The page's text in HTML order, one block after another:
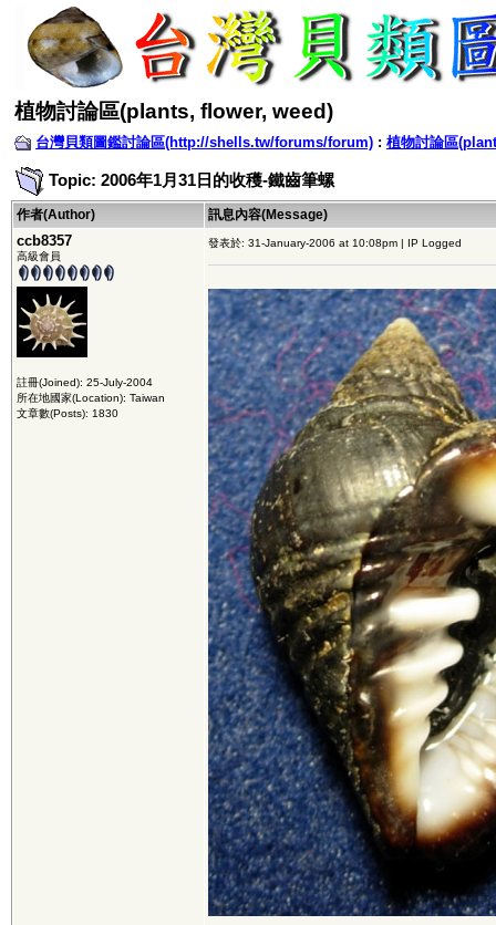
植物討論區(plants, flower, weed)
台灣貝類圖鑑討論區(http://shells.tw/forums/forum) : 植物討論區
Topic: 2006年1月31日的收穫-鐵齒筆螺
作者(Author) 訊息內容(Message)
ccb8357
高級會員
註冊(Joined): 25-July-2004
所在地國家(Location): Taiwan
文章數(Posts): 1830
發表於: 31-January-2006 at 10:08pm | IP Logged